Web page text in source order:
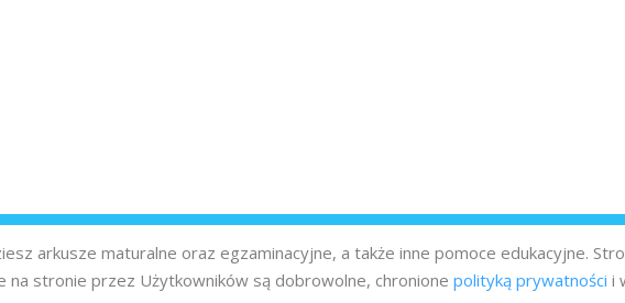
arkusze maturalne oraz egzaminacyjne, a także inne pomoce edukacyjne.
na stronie przez Użytkowników są dobrowolne, chronione polityką prywatności i